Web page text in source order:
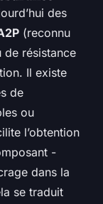
des
(reconnu
de résistance
Il existe
de
ou
l’obtention
-
dans la
se traduit